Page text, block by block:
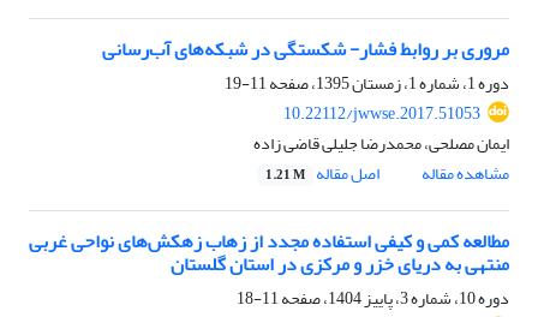
مروری بر روابط فشار- شکستگی در شبکه‌های آب‌رسانی
دوره 1، شماره 1، زمستان 1395، صفحه
11-19
10.22112/jwwse.2017.51053
ایمان مصلحی، محمدرضا جلیلی قاضی زاده
مشاهده مقاله
اصل مقاله 1.21 M
مطالعه کمی و کیفی استفاده مجدد از زهاب زهکش‌های نواحی غربی
منتهی به دریای خزر و مرکزی در استان گلستان
دوره 10، شماره 3، پاییز 1404، صفحه
11-18